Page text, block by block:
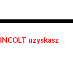
uzyskasz